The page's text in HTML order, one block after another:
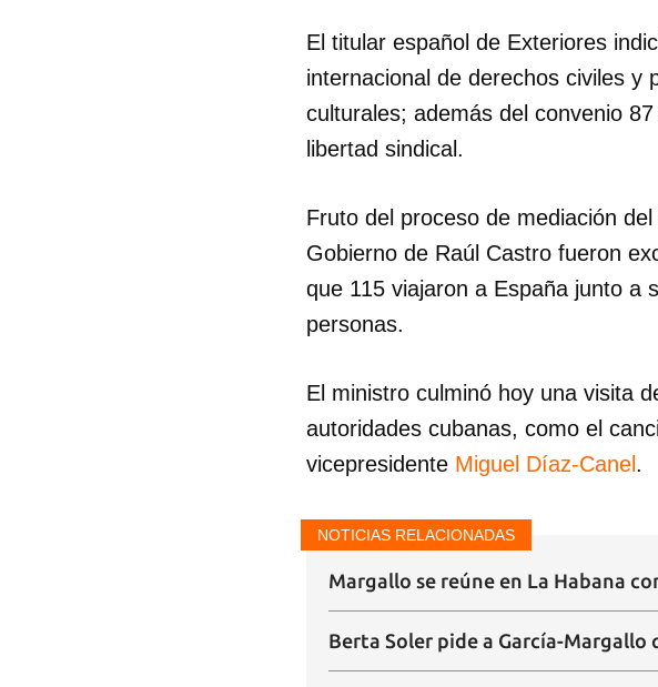
Guardar como favorito
Para poder guardar
El titular español de Exteriores
internacional de derechos civiles y
culturales; además del convenio
libertad sindical.
Fruto del proceso de mediación
Gobierno de Raúl Castro fueron
que 115 viajaron a España junto a
personas.
El ministro culminó hoy una visita
autoridades cubanas, como el
vicepresidente Miguel Díaz-Canel.
NOTICIAS RELACIONADAS
Margallo se reúne en La Habana
Berta Soler pide a García-Margallo